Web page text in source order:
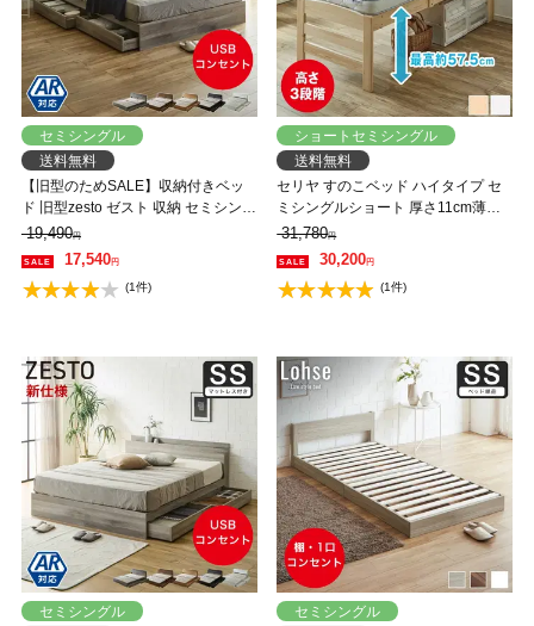
セミシングル
送料無料
【旧型のためSALE】収納付きベッ
ド 旧型zesto ゼスト 収納 セミシング
ルベッド フレームのみ 収納付き
USBポート付き セミシングル すの
こベッド 引き出し付きベッド 木製
ベッド【AR】【z有料組立】
19,490円
17,540円
(1件)
ショートセミシングル
送料無料
セリヤ すのこベッド ハイタイプ セ
ミシングルショート 厚さ11cm薄型
ポケットコイルマットレスセット 木
製 棚付き 高さ調節可能 サイドガー
ド付き コンセント 【大型家具配
送】
31,780円
30,200円
(1件)
セミシングル
セミシングル